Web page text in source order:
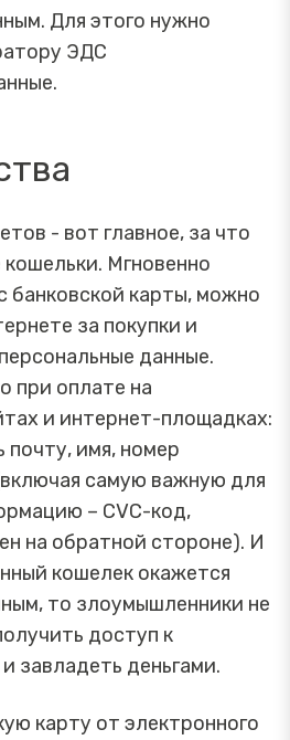
Для этого нужно
ЭДС
- вот главное, за что
Мгновенно
банковской карты, можно
за покупки и
данные.
при оплате на
и интернет-площадках:
почту, имя, номер
самую важную для
– CVC-код,
на обратной стороне). И
кошелек окажется
то злоумышленники не
доступ к
завладеть деньгами.
карту от электронного